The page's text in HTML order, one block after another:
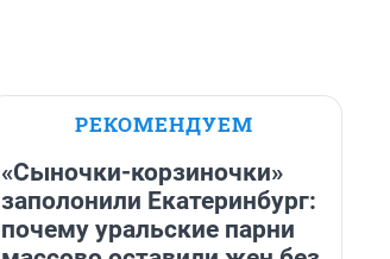
РЕКОМЕНДУЕМ
«Сыночки-корзиночки»
заполонили Екатеринбург:
почему уральские парни